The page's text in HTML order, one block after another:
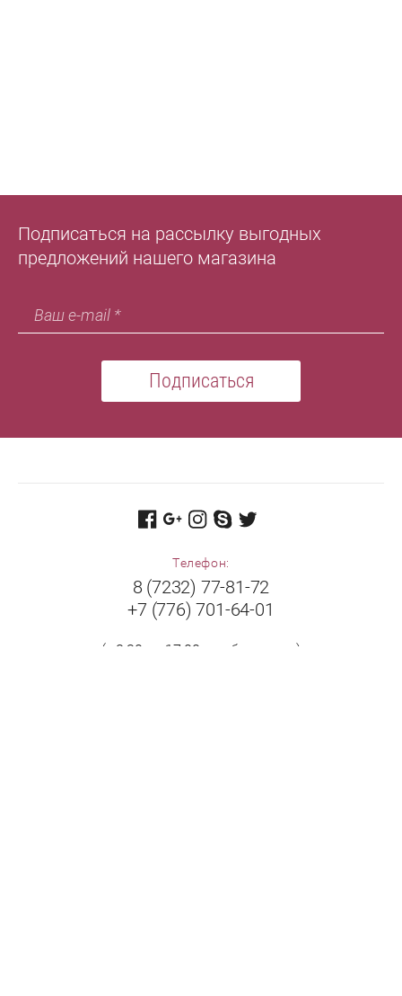
Подписаться на рассылку выгодных
предложений нашего магазина
Подписаться
Телефон:
8 (7232) 77-81-72
+7 (776) 701-64-01
(с 8:30 до 17:00 в рабочие дни)